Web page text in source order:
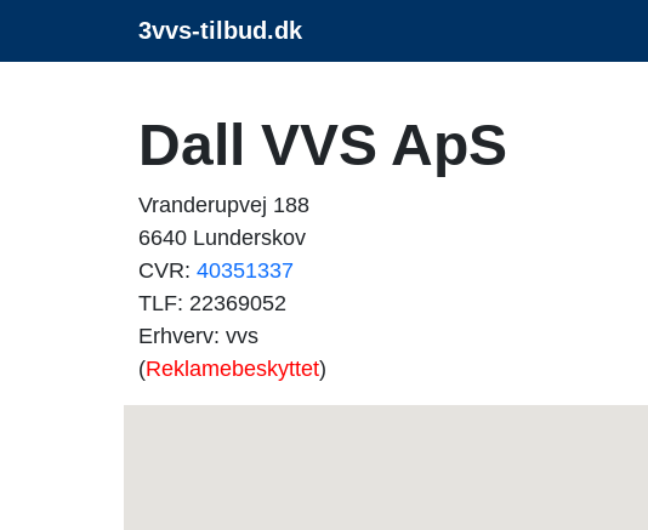
3vvs-tilbud.dk
Dall VVS ApS
Vranderupvej 188
6640 Lunderskov
CVR: 40351337
TLF: 22369052
Erhverv: vvs
(Reklamebeskyttet)